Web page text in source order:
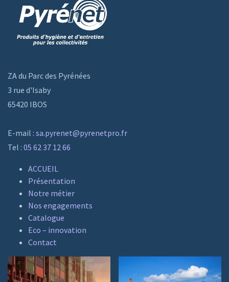
ZA du Parc des Pyrénées
3 rue d'Isaby
65420 IBOS
E-mail : sa.pyrenet@pyrenetpro.fr
Tel : 05 62 37 12 66
ACCUEIL
Présentation
Notre métier
Nos engagements
Catalogue
Eco – innovation
Contact